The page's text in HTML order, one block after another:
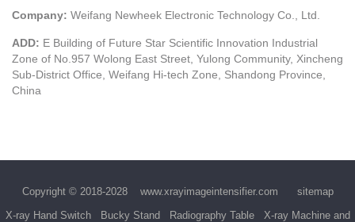
Company: Weifang Newheek Electronic Technology Co., Ltd.
ADD: E Building of Future Star Scientific Innovation Industrial
Zone of No.957 Wolong East Street, Yulong Community, Xincheng
Sub-District Office, Weifang Hi-tech Zone, Shandong Province,
China
Copyright © 2018-2028 www.xrayimageintensifier.com
sitemap
X-ray Hand Switch
Bucky Stand Radiography Table
X-ray Machine and